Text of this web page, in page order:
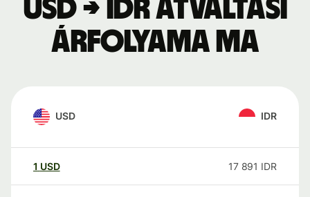
USD → IDR átváltási
árfolyama ma
USD IDR
1 USD 17 891 IDR